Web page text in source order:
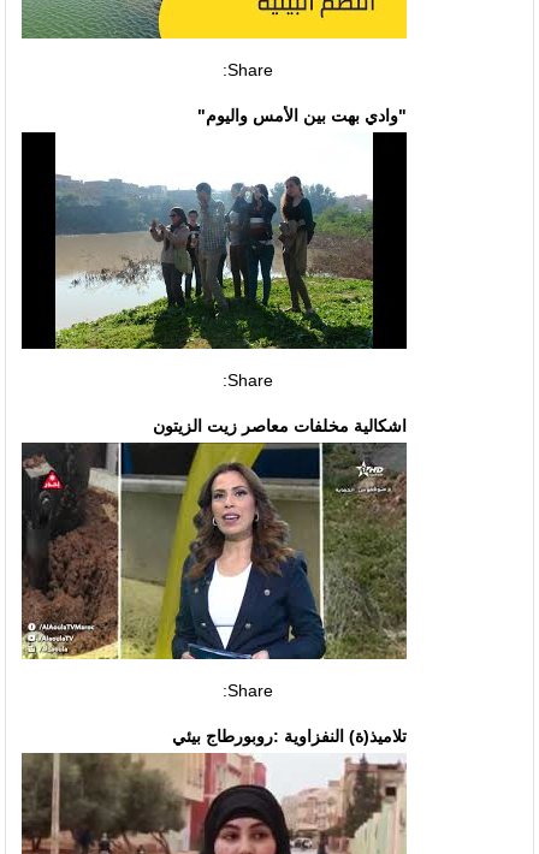
Share:
"وادي بهت بين الأمس واليوم"
Share:
اشكالية مخلفات معاصر زيت الزيتون
Share:
تلاميذ(ة) النفزاوية :روبورطاج بيئي